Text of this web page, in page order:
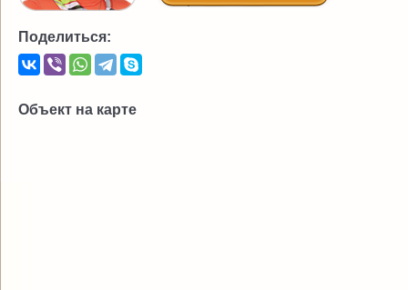
Поделиться:
Объект на карте